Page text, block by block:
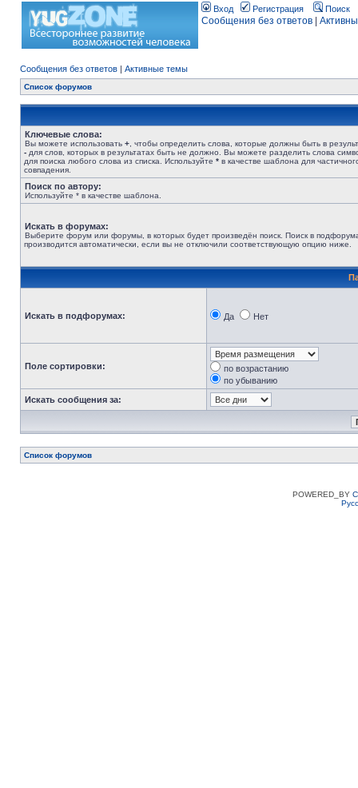
Вход Регистрация Поиск
Сообщения без ответов
Сообщения без ответов | Активные темы
Список форумов
Ключевые слова:
Вы можете использовать + , чтобы определить слова, которые должны быть в
- для слов, которых в результатах быть не должно. Вы можете разделить слова
для поиска любого слова из списка. Используйте * в качестве шаблона для
совпадения.
Поиск по автору:
Используйте * в качестве шаблона.
Искать в форумах:
Выберите форум или форумы, в которых будет произведён поиск. Поиск в
производится автоматически, если вы не отключили соответствующую опцию ниже.
Искать в подфорумах: Да Нет
Поле сортировки:
по возрастанию
по убыванию
Искать сообщения за:
Список форумов
POWERED_BY